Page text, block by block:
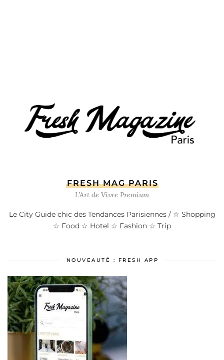
FRESH MAG PARIS
L’Art de Vivre Premium
Le City Guide chic des Tendances Parisiennes / ☆ Shopping
☆ Food ☆ Hotel ☆ Fashion ☆ Trip
NOUVEAUTÉ : FRESH APP